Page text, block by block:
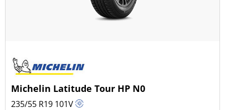
Michelin Latitude Tour HP N0
235/55 R19 101V